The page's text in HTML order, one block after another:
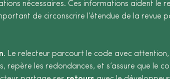
nécessaires. Ces informations aident
de circonscrire l’étendue de la
. Le relecteur parcourt le code avec attention,
repère les redondances, et s’assure que le